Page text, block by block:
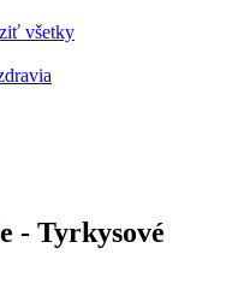
všetky
- Tyrkysové